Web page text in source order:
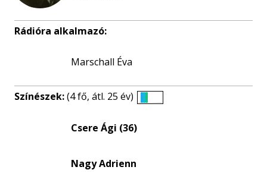
Rádióra alkalmazó:
Marschall Éva
Színészek:(4 fő, átl. 25 év)
Csere Ági (36)
Nagy Adrienn